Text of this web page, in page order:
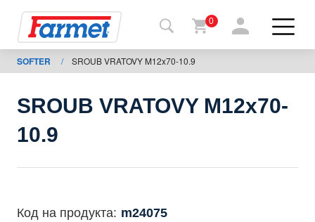
shop
0
SOFTER / SROUB VRATOVY M12x70-10.9
SROUB VRATOVY M12x70-
10.9
Код на продукта: m24075